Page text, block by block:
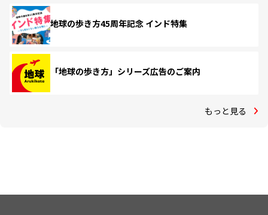
地球の歩き方45周年記念 インド特集
「地球の歩き方」シリーズ広告のご案内
もっと見る